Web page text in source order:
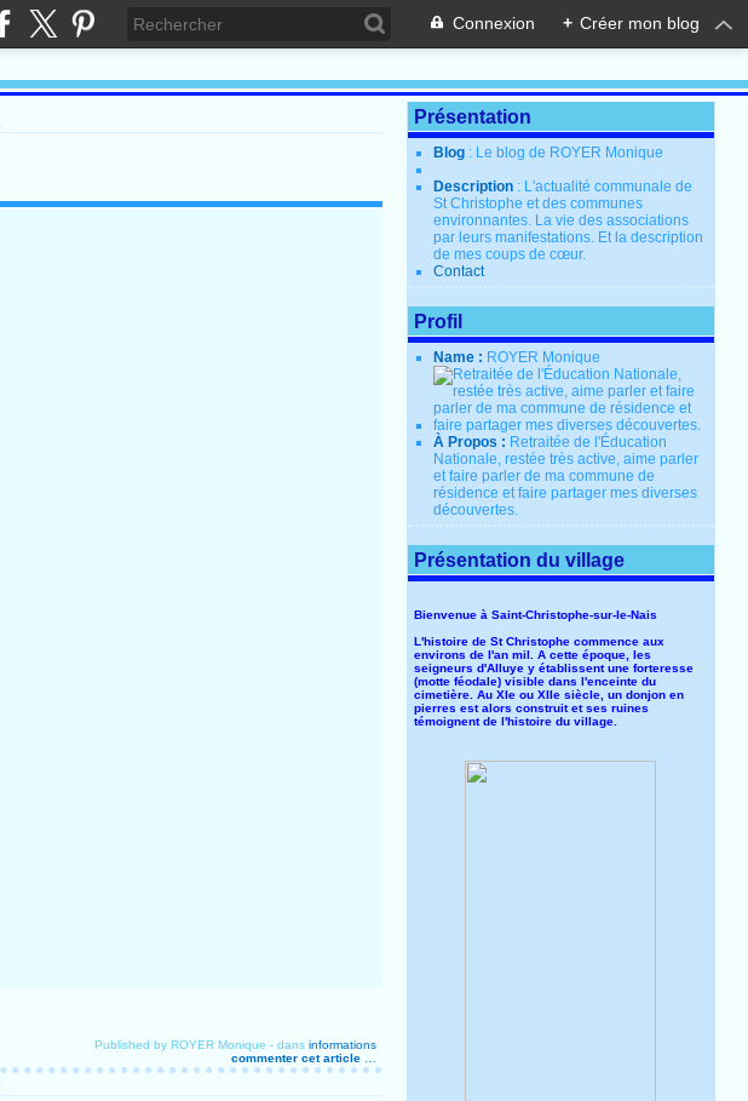
Connexion + Créer mon blog
Published by ROYER Monique -dans informations
commenter cet article
Présentation
Blog : Le blog de ROYER Monique
Description : L'actualité communale de
St Christophe et des communes
environnantes. La vie des associations
par leurs manifestations. Et la description
de mes coups de cœur.
Contact
Profil
Name : ROYER Monique
À Propos : Retraitée de l'Éducation
Nationale, restée très active, aime parler
et faire parler de ma commune de
résidence et faire partager mes diverses
découvertes.
Présentation du village
Bienvenue à Saint-Christophe-sur-le-Nais
L'histoire de St Christophe commence aux
environs de l'an mil. A cette époque, les
seigneurs d'Alluye y établissent une forteresse
(motte féodale) visible dans l'enceinte du
cimetière. Au XIe ou XIIe siècle, un donjon en
pierres est alors construit et ses ruines
témoignent de l'histoire du village.